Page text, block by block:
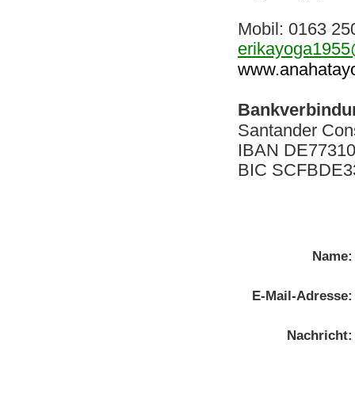
Mobil: 0163
Santander
IBAN
BIC
Name:
E-Mail-Adresse:
Nachricht: